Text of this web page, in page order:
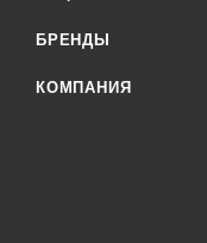
БРЕНДЫ
КОМПАНИЯ